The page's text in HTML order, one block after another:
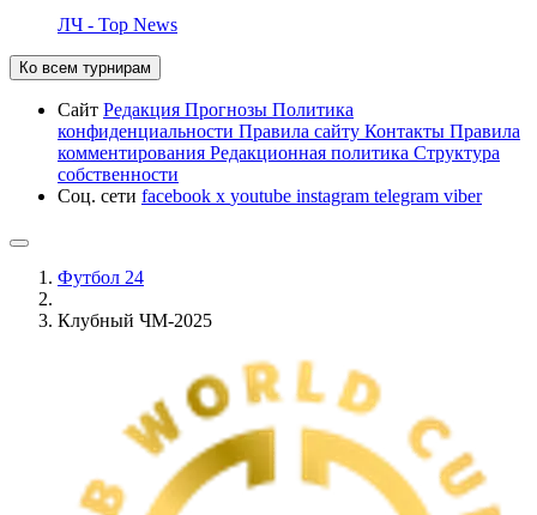
ЛЧ - Top News
Ко всем турнирам
Сайт Редакция Прогнозы Политика
конфиденциальности Правила сайту Контакты Правила
комментирования Редакционная политика Структура
собственности
Соц. сети facebook x youtube instagram telegram viber
Футбол 24
Клубный ЧМ-2025